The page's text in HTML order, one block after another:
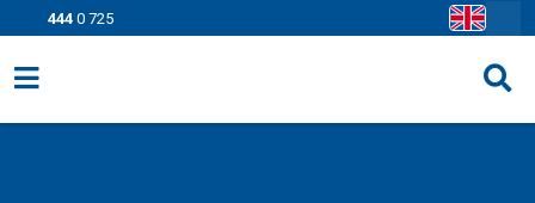
444 0 725